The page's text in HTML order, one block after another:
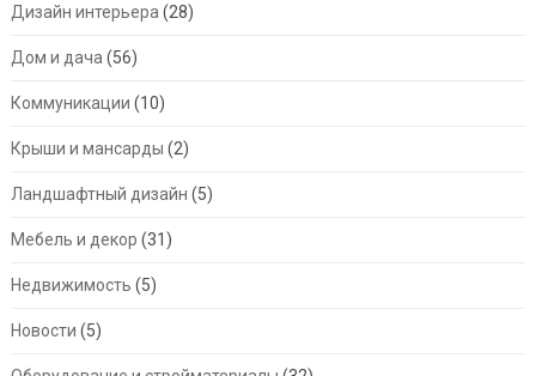
Дизайн интерьера (28)
Дом и дача (56)
Коммуникации (10)
Крыши и мансарды (2)
Ландшафтный дизайн (5)
Мебель и декор (31)
Недвижимость (5)
Новости (5)